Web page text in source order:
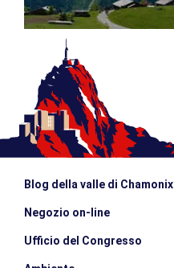
Blog della valle di Chamonix
Negozio on-line
Ufficio del Congresso